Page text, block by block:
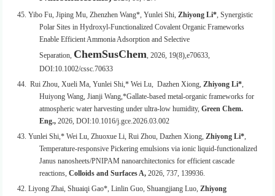
45. Yibo Fu, Jiping Mu, Zhenzhen Wang*, Yunlei Shi, Zhiyong Li*, Synergistic
Polar Sites in Hydroxyl-Functionalized Covalent Organic Frameworks
Enable Efficient Ammonia Adsorption and Selective
Separation, ChemSusChem, 2026, 19(8),e70633,
DOI:10.1002/cssc.70633
44. Rui Zhou, Xueli Ma,Yunlei Shi,*Wei Lu, Dazhen Xiong,Zhiyong Li*,
Huiyong Wang, Jianji Wang,*Gallate-based metal-organic frameworks for
atmospheric water harvesting under ultra-low humidity,Green Chem.
Eng., 2026, DOI:10.1016/j.gce.2026.03.002
43.Yunlei Shi,* Wei Lu, Zhuoxue Li, Rui Zhou, Dazhen Xiong,Zhiyong Li*,
Temperature-responsive Pickering emulsions via ionic liquid-functionalized
Janus nanosheets/PNIPAM nanoarchitectonics for efficient cascade
reactions,Colloids and Surfaces A, 2026, 737, 139936.
42. Liyong Zhai, Shuaiqi Gao*, Linlin Guo, Shuangjiang Luo,Zhiyong